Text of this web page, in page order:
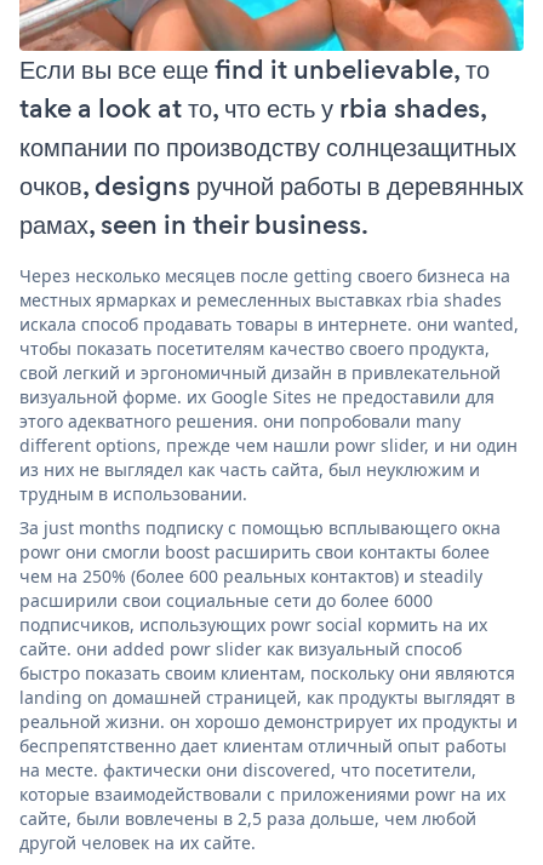
Если вы все еще find it unbelievable, то
take a look at то, что есть у rbia shades,
компании по производству солнцезащитных
очков, designs ручной работы в деревянных
рамах, seen in their business.
Через несколько месяцев после getting своего бизнеса на
местных ярмарках и ремесленных выставках rbia shades
искала способ продавать товары в интернете. они wanted,
чтобы показать посетителям качество своего продукта,
свой легкий и эргономичный дизайн в привлекательной
визуальной форме. их Google Sites не предоставили для
этого адекватного решения. они попробовали many
different options, прежде чем нашли powr slider, и ни один
из них не выглядел как часть сайта, был неуклюжим и
трудным в использовании.
За just months подписку с помощью всплывающего окна
powr они смогли boost расширить свои контакты более
чем на 250% (более 600 реальных контактов) и steadily
расширили свои социальные сети до более 6000
подписчиков, использующих powr social кормить на их
сайте. они added powr slider как визуальный способ
быстро показать своим клиентам, поскольку они являются
landing on домашней страницей, как продукты выглядят в
реальной жизни. он хорошо демонстрирует их продукты и
беспрепятственно дает клиентам отличный опыт работы
на месте. фактически они discovered, что посетители,
которые взаимодействовали с приложениями powr на их
сайте, были вовлечены в 2,5 раза дольше, чем любой
другой человек на их сайте.